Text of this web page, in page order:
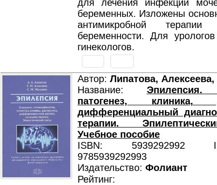
для лечения инфекций
беременных. Изложены
антимикробной
беременности. Для
гинекологов.
Автор: Липатова,
Название: Эпилепсия.
патогенез, клиника,
дифференциальный
терапии.
Учебное пособие
ISBN: 5939292992
9785939292993
Издательство: Фолиант
Рейтинг: